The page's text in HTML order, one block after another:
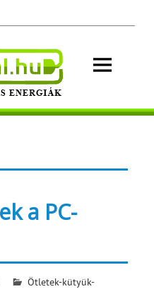
energiák.
a PC-
Ötletek-kütyük-